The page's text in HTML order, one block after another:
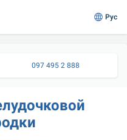
Рус
097 495 2 888